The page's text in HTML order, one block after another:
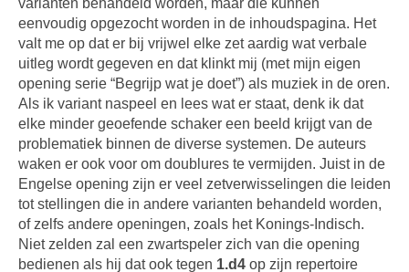
varianten behandeld worden, maar die kunnen
eenvoudig opgezocht worden in de inhoudspagina. Het
valt me op dat er bij vrijwel elke zet aardig wat verbale
uitleg wordt gegeven en dat klinkt mij (met mijn eigen
opening serie “Begrijp wat je doet”) als muziek in de oren.
Als ik variant naspeel en lees wat er staat, denk ik dat
elke minder geoefende schaker een beeld krijgt van de
problematiek binnen de diverse systemen. De auteurs
waken er ook voor om doublures te vermijden. Juist in de
Engelse opening zijn er veel zetverwisselingen die leiden
tot stellingen die in andere varianten behandeld worden,
of zelfs andere openingen, zoals het Konings-Indisch.
Niet zelden zal een zwartspeler zich van die opening
bedienen als hij dat ook tegen 1.d4 op zijn repertoire